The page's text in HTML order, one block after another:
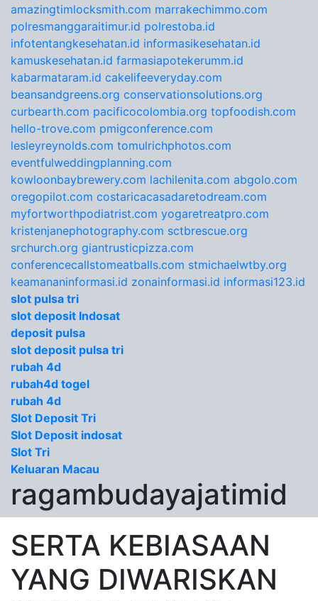
amazingtimlocksmith.com marrakechimmo.com
polresmanggaraitimur.id polrestoba.id
infotentangkesehatan.id informasikesehatan.id
kamuskesehatan.id farmasiapotekerumm.id
kabarmataram.id cakelifeeveryday.com
beansandgreens.org conservationsolutions.org
curbearth.com pacificocolombia.org topfoodish.com
hello-trove.com pmigconference.com
lesleyreynolds.com tomulrichphotos.com
eventfulweddingplanning.com
kowloonbaybrewery.com lachilenita.com abgolo.com
oregopilot.com costaricacasadaretodream.com
myfortworthpodiatrist.com yogaretreatpro.com
kristenjanephotography.com sctbrescue.org
srchurch.org giantrusticpizza.com
conferencecallstomeatballs.com stmichaelwtby.org
keamananinformasi.id zonainformasi.id informasi123.id
slot pulsa tri
slot deposit Indosat
deposit pulsa
slot deposit pulsa tri
rubah 4d
rubah4d togel
rubah 4d
Slot Deposit Tri
Slot Deposit indosat
Slot Tri
Keluaran Macau
ragambudayajatimid
SERTA KEBIASAAN
YANG DIWARISKAN